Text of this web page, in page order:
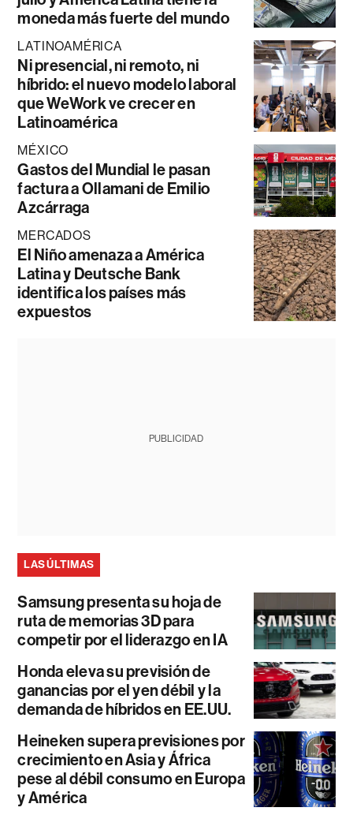
moneda más fuerte del mundo
LATINOAMÉRICA
Ni presencial, ni remoto, ni
híbrido: el nuevo modelo laboral
que WeWork ve crecer en
Latinoamérica
MÉXICO
Gastos del Mundial le pasan
factura a Ollamani de Emilio
Azcárraga
MERCADOS
El Niño amenaza a América
Latina y Deutsche Bank
identifica los países más
expuestos
PUBLICIDAD
LAS ÚLTIMAS
Samsung presenta su hoja de
ruta de memorias 3D para
competir por el liderazgo en IA
Honda eleva su previsión de
ganancias por el yen débil y la
demanda de híbridos en EE.UU.
Heineken supera previsiones por
crecimiento en Asia y África
pese al débil consumo en Europa
y América